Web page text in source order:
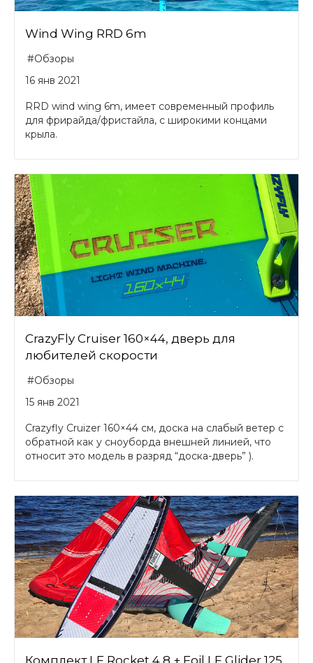
Wind Wing RRD 6m
#Обзоры
16 янв 2021
RRD wind wing 6m, имеет современный профиль
для фрирайда/фристайла, с широкими концами
крыла.
CrazyFly Cruiser 160×44, дверь для
любителей скорости
#Обзоры
15 янв 2021
Crazyfly Cruizer 160×44 см, доска на слабый ветер с
обратной как у сноуборда внешней линией, что
относит это модель в разряд “доска-дверь” ).
Комплект LF Rocket 4,8 + Foil LF Glider 125